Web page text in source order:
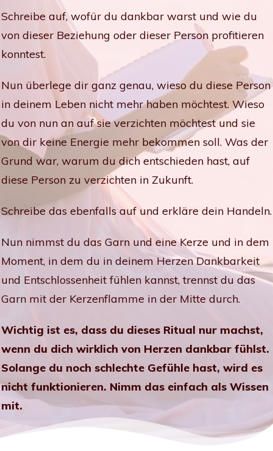
Schreibe auf, wofür du dankbar warst und wie du
von dieser Beziehung oder dieser Person profitieren
konntest.
Nun überlege dir ganz genau, wieso du diese Person
in deinem Leben nicht mehr haben möchtest. Wieso
du von nun an auf sie verzichten möchtest und sie
von dir keine Energie mehr bekommen soll. Was der
Grund war, warum du dich entschieden hast, auf
diese Person zu verzichten in Zukunft.
Schreibe das ebenfalls auf und erkläre dein Handeln.
Nun nimmst du das Garn und eine Kerze und in dem
Moment, in dem du in deinem Herzen Dankbarkeit
und Entschlossenheit fühlen kannst, trennst du das
Garn mit der Kerzenflamme in der Mitte durch.
Wichtig ist es, dass du dieses Ritual nur machst,
wenn du dich wirklich von Herzen dankbar fühlst.
Solange du noch schlechte Gefühle hast, wird es
nicht funktionieren. Nimm das einfach als Wissen
mit.